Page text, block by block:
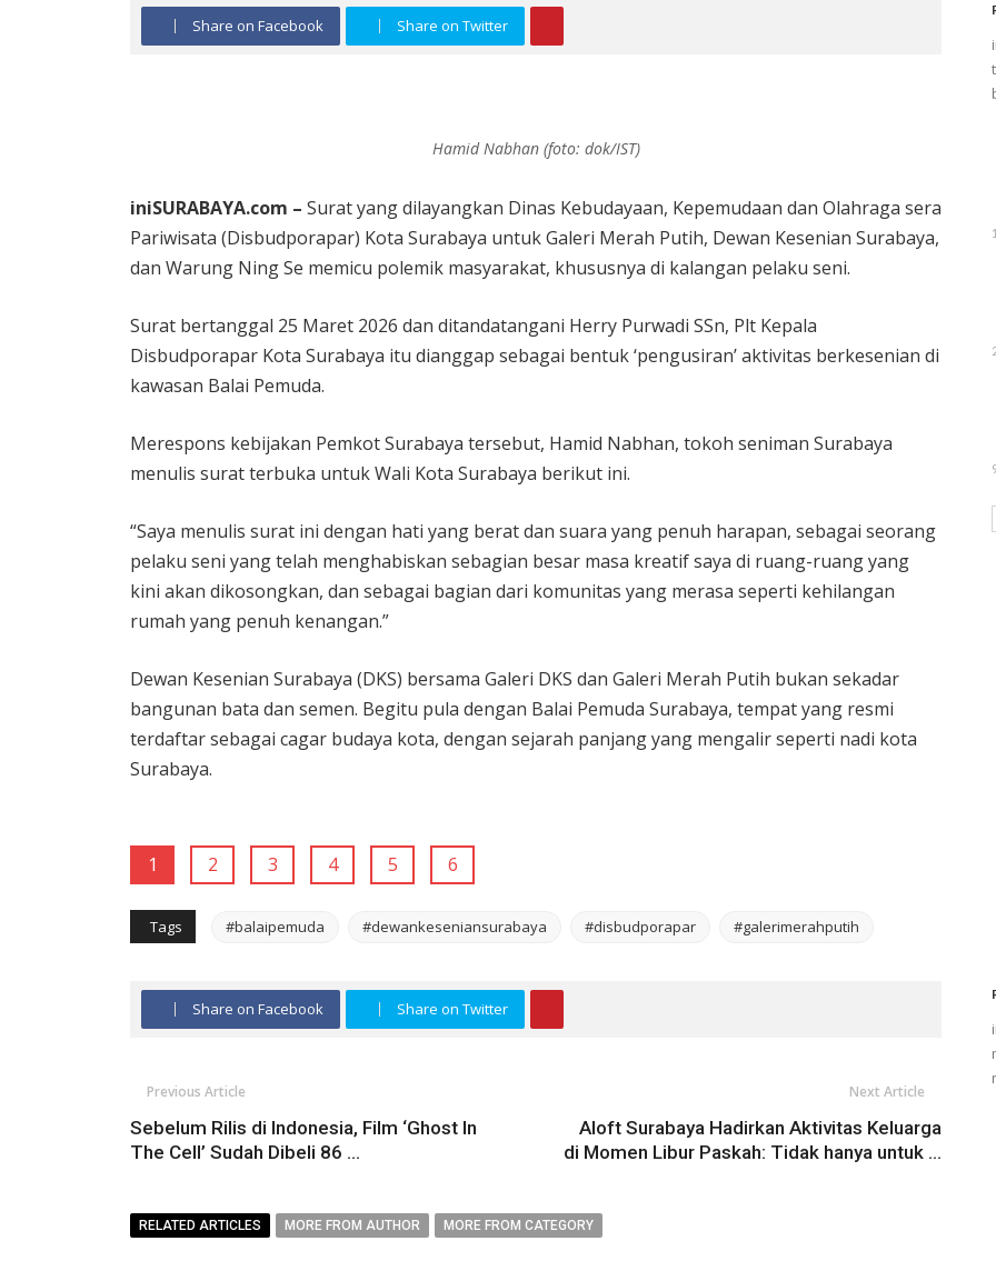
Share on Facebook Share on Twitter
Hamid Nabhan (foto: dok/IST)
iniSURABAYA.com – Surat yang dilayangkan Dinas Kebudayaan, Kepemudaan dan Olahraga sera
Pariwisata (Disbudporapar) Kota Surabaya untuk Galeri Merah Putih, Dewan Kesenian Surabaya,
dan Warung Ning Se memicu polemik masyarakat, khususnya di kalangan pelaku seni.
Surat bertanggal 25 Maret 2026 dan ditandatangani Herry Purwadi SSn, Plt Kepala
Disbudporapar Kota Surabaya itu dianggap sebagai bentuk ‘pengusiran’ aktivitas berkesenian di
kawasan Balai Pemuda.
Merespons kebijakan Pemkot Surabaya tersebut, Hamid Nabhan, tokoh seniman Surabaya
menulis surat terbuka untuk Wali Kota Surabaya berikut ini.
“Saya menulis surat ini dengan hati yang berat dan suara yang penuh harapan, sebagai seorang
pelaku seni yang telah menghabiskan sebagian besar masa kreatif saya di ruang-ruang yang
kini akan dikosongkan, dan sebagai bagian dari komunitas yang merasa seperti kehilangan
rumah yang penuh kenangan.”
Dewan Kesenian Surabaya (DKS) bersama Galeri DKS dan Galeri Merah Putih bukan sekadar
bangunan bata dan semen. Begitu pula dengan Balai Pemuda Surabaya, tempat yang resmi
terdaftar sebagai cagar budaya kota, dengan sejarah panjang yang mengalir seperti nadi kota
Surabaya.
1 2 3 4 5 6
Tags #balaipemuda #dewankeseniansurabaya #disbudporapar #galerimerahputih
Share on Facebook Share on Twitter
Previous Article
Sebelum Rilis di Indonesia, Film ‘Ghost In
The Cell’ Sudah Dibeli 86 ...
Next Article
Aloft Surabaya Hadirkan Aktivitas Keluarga
di Momen Libur Paskah: Tidak hanya untuk ...
RELATED ARTICLES MORE FROM AUTHOR MORE FROM CATEGORY